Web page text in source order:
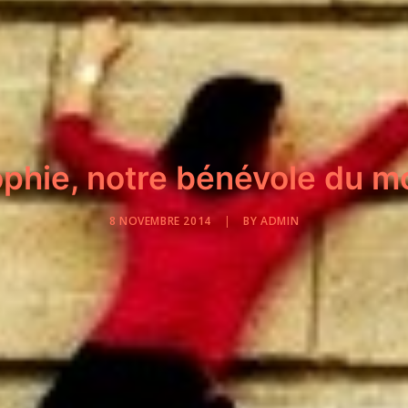
notre bénévole du
8 NOVEMBRE 2014 | BYADMIN